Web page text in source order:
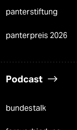
panterstiftung
panterpreis 2026
Podcast
bundestalk